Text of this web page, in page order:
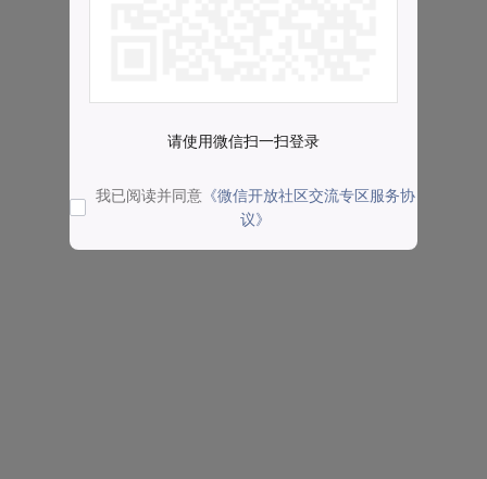
请使用微信扫一扫登录
我已阅读并同意 《微信开放社区交流专区服务协
议》